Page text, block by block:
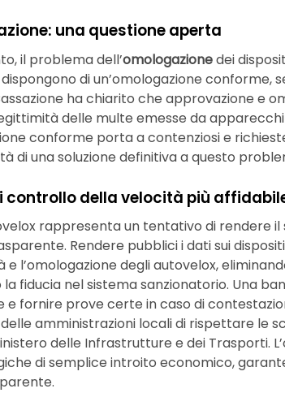
una questione aperta
il problema dell’omologazionedei
di un’omologazione conforme,
ha chiarito che approvazione e
delle multe emesse da
conforme porta a contenziosi e
di una soluzione definitiva a questo
controllo della velocità più
rappresenta un tentativo di rendere
Rendere pubblici i dati sui
l’omologazione degli autovelox,
la fiducia nel sistema sanzionatorio. Una
fornire prove certe in caso di
amministrazioni locali di rispettare le
delle Infrastrutture e dei Trasporti.
di semplice introito economico,